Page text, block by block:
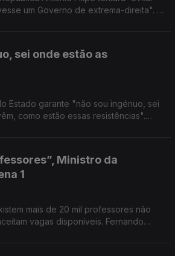
um Governo de extrema-direita". E
sei onde estão as
Estado garante "não sou ingénuo, sei
como estão essas resistências".
Ministro da
1
mais de 20 mil professores não
vagas disponíveis. Fernando